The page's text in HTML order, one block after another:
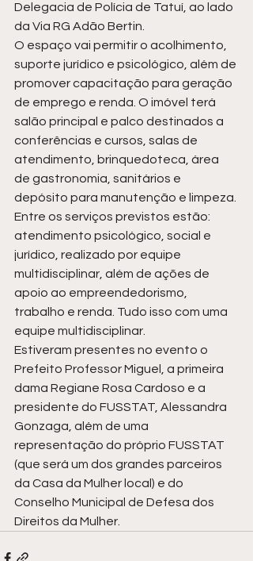
Delegacia de Polícia de Tatuí, ao lado
da Via RG Adão Bertin.
O espaço vai permitir o acolhimento,
suporte jurídico e psicológico, além de
promover capacitação para geração
de emprego e renda. O imóvel terá
salão principal e palco destinados a
conferências e cursos, salas de
atendimento, brinquedoteca, área
de gastronomia, sanitários e
depósito para manutenção e limpeza.
Entre os serviços previstos estão:
atendimento psicológico, social e
jurídico, realizado por equipe
multidisciplinar, além de ações de
apoio ao empreendedorismo,
trabalho e renda. Tudo isso com uma
equipe multidisciplinar.
Estiveram presentes no evento o
Prefeito Professor Miguel, a primeira
dama Regiane Rosa Cardoso e a
presidente do FUSSTAT, Alessandra
Gonzaga, além de uma
representação do próprio FUSSTAT
(que será um dos grandes parceiros
da Casa da Mulher local) e do
Conselho Municipal de Defesa dos
Direitos da Mulher.